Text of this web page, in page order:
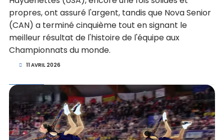
propres, ont assuré l'argent, tandis que Nova Senior
(CAN) a terminé cinquième tout en signant le
meilleur résultat de l'histoire de l'équipe aux
Championnats du monde.
11 AVRIL 2026